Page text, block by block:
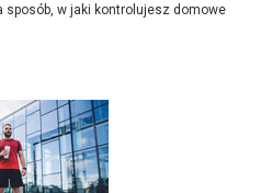
w jaki kontrolujesz domowe